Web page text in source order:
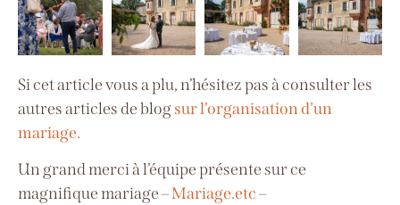
Si cet article vous a plu, n’hésitez pas à consulter les
autres articles de blogsur l’organisation d’un
mariage.
Un grand merci à l’équipe présente sur ce
magnifique mariage –Mariage.etc–